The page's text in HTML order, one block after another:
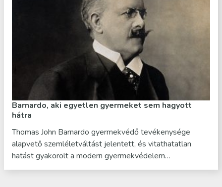
Barnardo, aki egyetlen gyermeket sem hagyott
hátra
Thomas John Barnardo gyermekvédő tevékenysége
alapvető szemléletváltást jelentett, és vitathatatlan
hatást gyakorolt a modern gyermekvédelem…